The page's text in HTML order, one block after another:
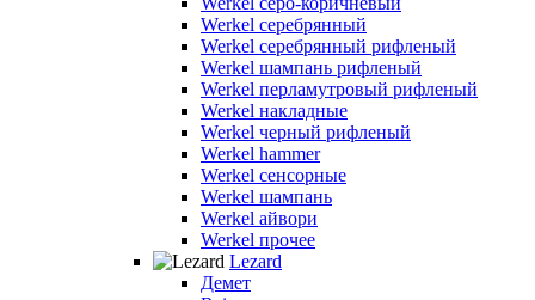
Werkel серебрянный
Werkel серебрянный рифленый
Werkel шампань рифленый
Werkel перламутровый рифленый
Werkel накладные
Werkel черный рифленый
Werkel hammer
Werkel сенсорные
Werkel шампань
Werkel айвори
Werkel прочее
Lezard
Демет